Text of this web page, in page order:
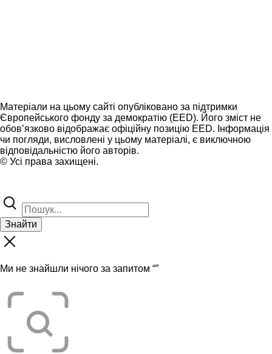
Матеріали на цьому сайті опубліковано за підтримки
Європейського фонду за демократію (EED). Його зміст не
обов’язково відображає офіційну позицію EED. Інформація
чи погляди, висловлені у цьому матеріалі, є виключною
відповідальністю його авторів.
© Усі права захищені.
Знайти
Ми не знайшли нічого за запитом “”